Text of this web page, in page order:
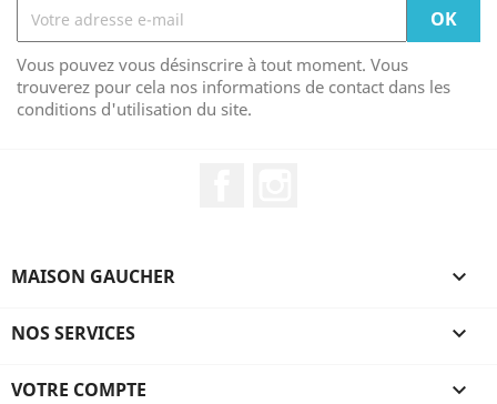
Vous pouvez vous désinscrire à tout moment. Vous
trouverez pour cela nos informations de contact dans les
conditions d'utilisation du site.
MAISON GAUCHER 
NOS SERVICES 
VOTRE COMPTE 